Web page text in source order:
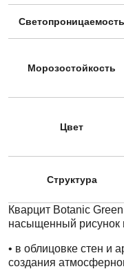
Светопроницаемость
Морозостойкость
Цвет
Структура
Кварцит Botanic
насыщенный рисунок
• в облицовке стен и
создания